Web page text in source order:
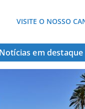
VISITE O NOSSO
Notícias em destaque